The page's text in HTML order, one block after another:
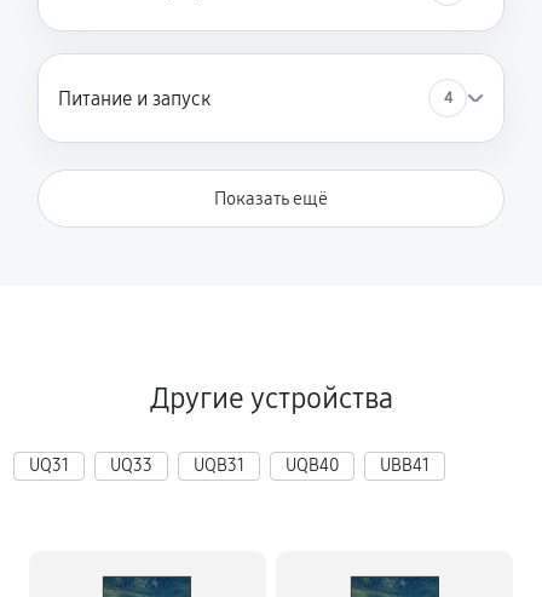
Питание и запуск 4
Показать ещё
Другие устройства
UQ31 UQ33 UQB31 UQB40 UBB41